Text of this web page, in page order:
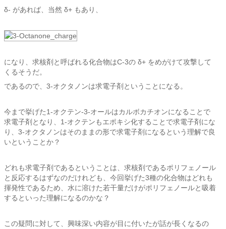
δ- があれば、当然 δ+ もあり、
になり、求核剤と呼ばれる化合物はC-3の δ+ をめがけて攻撃して
くるそうだ。
であるので、3-オクタノンは求電子剤ということになる。
今まで挙げた1-オクテン-3-オールはカルボカチオンになることで
求電子剤となり、1-オクテンもエポキシ化することで求電子剤にな
り、3-オクタノンはそのままの形で求電子剤になるという理解で良
いということか？
どれも求電子剤であるということは、求核剤であるポリフェノール
と反応するはずなのだけれども、今回挙げた3種の化合物はどれも
揮発性であるため、水に溶けた若干量だけがポリフェノールと吸着
するといった理解になるのかな？
この疑問に対して、興味深い内容が目に付いたが話が長くなるの